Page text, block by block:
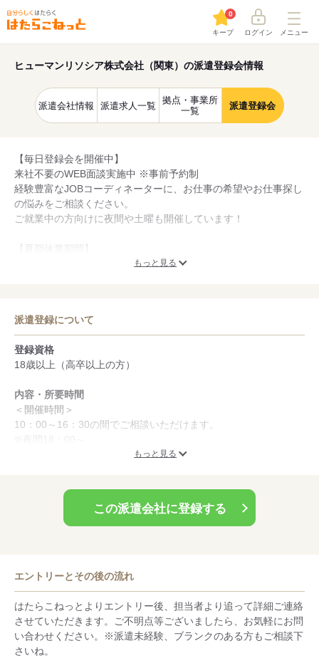
キープ
0
ログイン メニュー
ヒューマンリソシア株式会社（関東）の派遣登録会情報
派遣会社情報 派遣求人一覧
拠点・事業所
一覧
派遣登録会
【毎日登録会を開催中】
来社不要のWEB面談実施中 ※事前予約制
経験豊富なJOBコーディネーターに、お仕事の希望やお仕事探し
の悩みをご相談ください。
ご就業中の方向けに夜間や土曜も開催しています！
2026年8月8日（土） ～2026年8月16日（日） まで
申し上げます。
もっと見る
派遣登録について
登録資格
18歳以上（高卒以上の方）
内容・所要時間
＜開催時間＞
10：00～16：30の間でご相談いただけます。
＜所要時間＞
WEB面談とお仕事紹介合わせて40分～1時間程度頂きます。
・ご本人確認書類（現住所・氏名・生年月日が印字された公的書
類）
・マイページのご登録（履歴書・職務経歴書の代わりとなります
ので詳細の入力をお願いします）
もっと見る
この派遣会社に登録する
エントリーとその後の流れ
はたらこねっとよりエントリー後、担当者より追って詳細ご連絡
させていただきます。ご不明点等ございましたら、お気軽にお問
い合わせください。※派遣未経験、ブランクのある方もご相談下
さいね。